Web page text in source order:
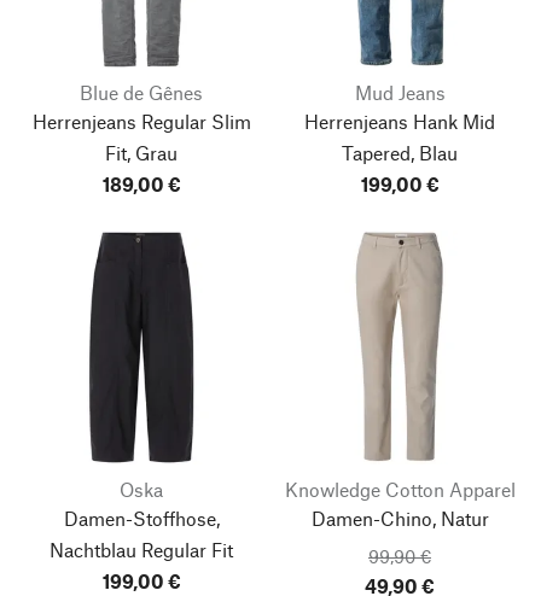
Blue de Gênes
Herrenjeans Regular Slim
Fit, Grau
189,00 €
Mud Jeans
Herrenjeans Hank Mid
Tapered, Blau
199,00 €
Oska
Damen-Stoffhose,
Nachtblau Regular Fit
199,00 €
Knowledge Cotton Apparel
Damen-Chino, Natur
99,90 €
49,90 €
Nach oben